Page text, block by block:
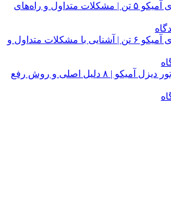
رایج‌ترین خرابی‌های آمیکو ۵ تن | مشکلات متداول و راه‌های
رایج‌ترین خرابی‌های آمیکو ۶ تن | آشنایی با مشکلات متداول و
علت دود سیاه موتور دیزل آمیکو | ۸ دلیل اصلی و روش رفع